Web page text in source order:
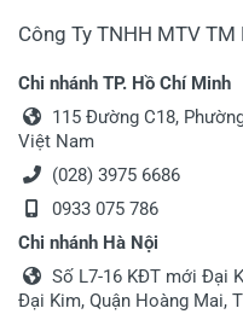
Công Ty TNHH MTV
Chi nhánh TP. Hồ Chí Minh
115 Đường C18,
Việt Nam
(028) 3975 6686
0933 075 786
Chi nhánh Hà Nội
Số L7-16 KĐT mới Đại
Đại Kim, Quận Hoàng Mai,